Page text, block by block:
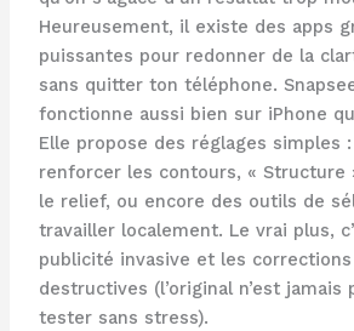
Heureusement, il existe des apps
puissantes pour redonner de la
sans quitter ton téléphone.
fonctionne aussi bien sur iPhone
Elle propose des réglages simples
renforcer les contours, « Structure
le relief, ou encore des outils de
travailler localement. Le vrai plus,
publicité invasive et les
destructives (l’original n’est jamais
tester sans stress).